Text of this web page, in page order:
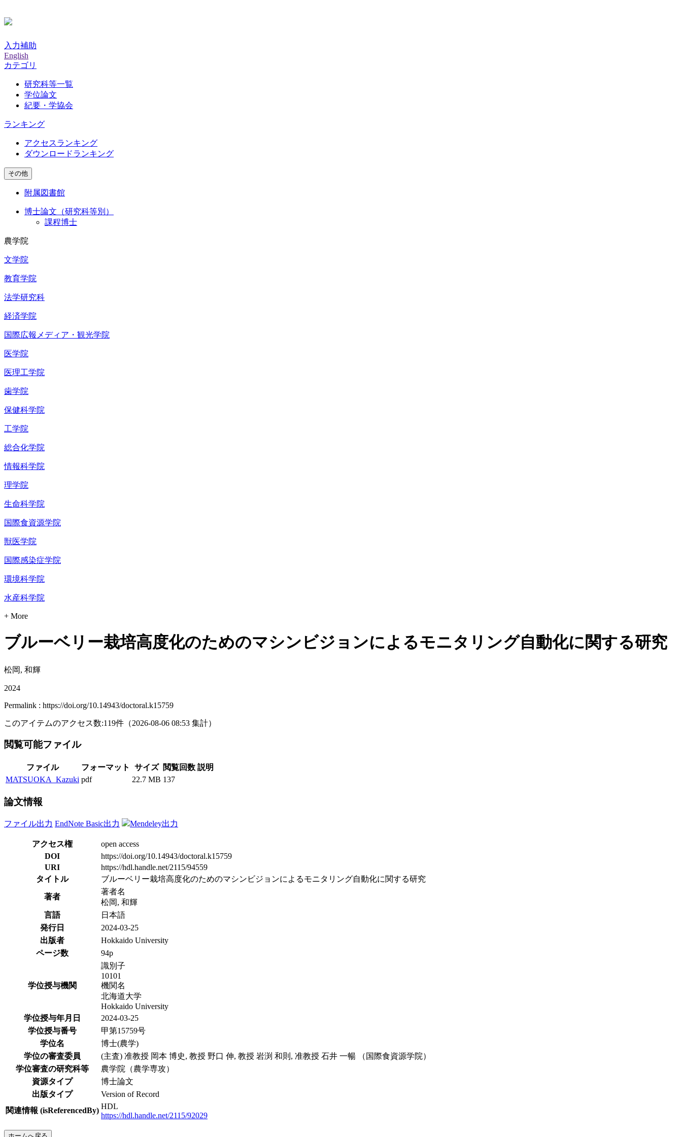
入力補助
English
カテゴリ
研究科等一覧
学位論文
紀要・学協会
ランキング
アクセスランキング
ダウンロードランキング
その他
附属図書館
博士論文（研究科等別）
課程博士
農学院
文学院
教育学院
法学研究科
経済学院
国際広報メディア・観光学院
医学院
医理工学院
歯学院
保健科学院
工学院
総合化学院
情報科学院
理学院
生命科学院
国際食資源学院
獣医学院
国際感染症学院
環境科学院
水産科学院
+ More
ブルーベリー栽培高度化のためのマシンビジョンによるモニタリング自動化に関する研究
松岡, 和輝
2024
Permalink : https://doi.org/10.14943/doctoral.k15759
このアイテムのアクセス数:119件 （2026-08-06 08:53 集計）
閲覧可能ファイル
ファイル フォーマット サイズ 閲覧回数 説明
MATSUOKA_Kazuki pdf 22.7 MB 137
論文情報
ファイル出力 EndNote Basic出力 Mendeley出力
アクセス権
open access
DOI
https://doi.org/10.14943/doctoral.k15759
URI
https://hdl.handle.net/2115/94559
タイトル
ブルーベリー栽培高度化のためのマシンビジョンによるモニタリング自動化に関する研究
著者
著者名
松岡, 和輝
言語
日本語
発行日
2024-03-25
出版者
Hokkaido University
ページ数
94p
学位授与機関
識別子
10101
機関名
北海道大学
Hokkaido University
学位授与年月日
2024-03-25
学位授与番号
甲第15759号
学位名
博士(農学)
学位の審査委員
(主査) 准教授 岡本 博史, 教授 野口 伸, 教授 岩渕 和則, 准教授 石井 一暢 （国際食資源学院）
学位審査の研究科等
農学院（農学専攻）
資源タイプ
博士論文
出版タイプ
Version of Record
関連情報 (isReferencedBy) HDL
https://hdl.handle.net/2115/92029